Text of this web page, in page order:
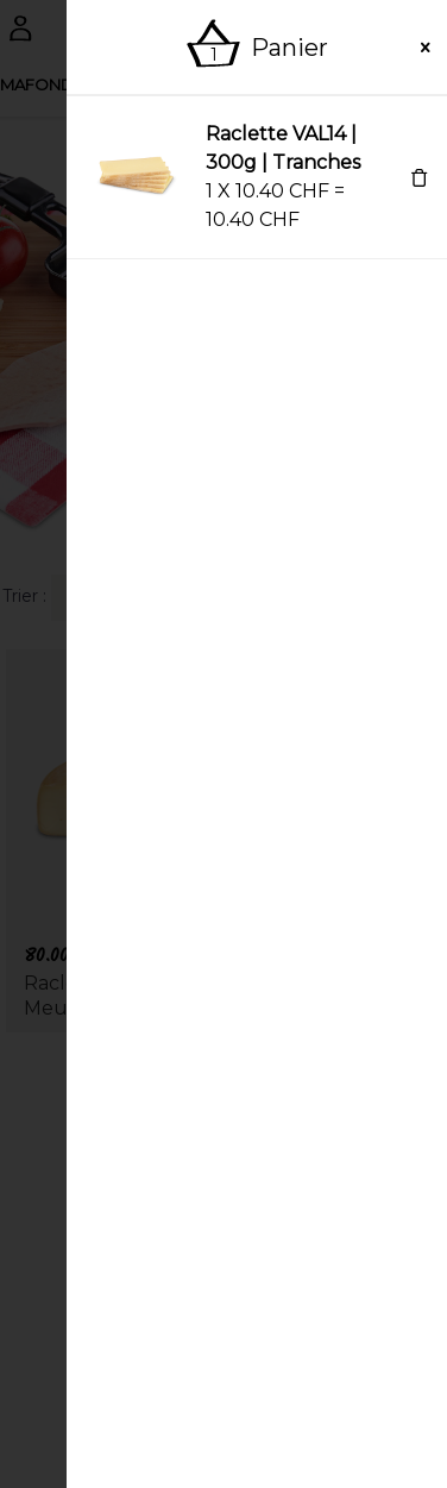
MAFONDUE
| Trier :
80.00
Raclette du Valais AOP | 1/2
Meule
1 Panier
Raclette VAL14 |
300g | Tranches
1 X 10.40 CHF =
10.40 CHF